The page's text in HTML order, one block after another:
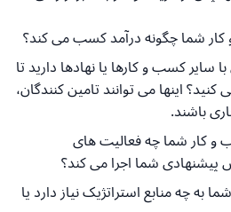
شما چگونه درآمد کسب می کند؟
سایر کسب و کارها یا نهادها دارید تا
اینها می توانند تامین کنندگان،
باشند.
کار شما چه فعالیت های
پیشنهادی شما اجرا می کند؟
به چه منابع استراتژیک نیاز دارد یا